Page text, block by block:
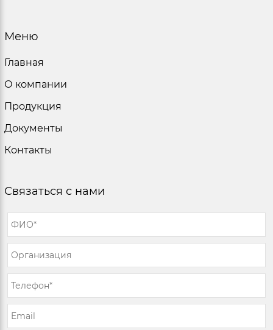
Меню
Главная
О компании
Продукция
Документы
Контакты
Связаться с нами